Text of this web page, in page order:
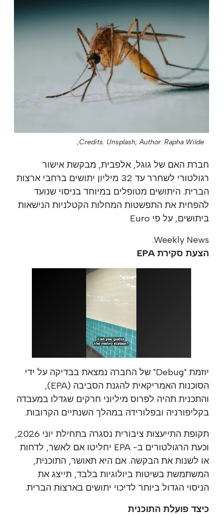
Credits: Unsplash; Author: Rapha Wilde;
חברת האם של גוגל, אלפבית, מבקשת אישור
רגולטורי לשחרר עד 32 מיליון יתושים ברחבי ארצות
הברית. היתושים מטופלים במיוחד בניסוי שנועד
להפחית את התפשטות המחלות הקטלניות הנישאות
ביתושים, על פי Euro
Weekly News.
הצעת סקירת EPA
יוזמת "Debug" של החברה נמצאת בבדיקה על ידי
הסוכנות האמריקאית להגנת הסביבה (EPA),
והתכנית תהיה לפרוס מיליוני חרקים שגדלו במעבדה
בקליפורניה ובפלורידה במהלך השנתיים הקרובות.
תקופת התייעצות ציבורית נסגרה בתחילת יוני 2026,
וכעת הרגולטורים ב- EPA יחליטו אם לאשר, לדחות
או לשנות את הבקשה. אם היא תאושר, התוכנית,
המשתמשת בשיטות ביולוגיות בלבד, תייצג את
הניסוי הגדול ביותר לדיכוי יתושים בארצות הברית.
כיצד פועלת התוכנית